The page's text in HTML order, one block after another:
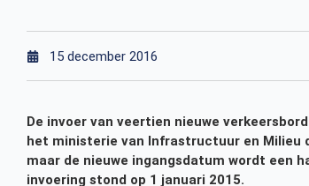
15 december 2016
De invoer van veertien nieuwe
het ministerie van Infrastructuur en Milieu
maar de nieuwe ingangsdatum wordt een
invoering stond op 1 januari 2015.